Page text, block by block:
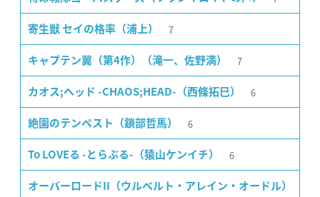
寄生獣 セイの格率（浦上） 7
キャプテン翼（第4作）（滝一、佐野満） 7
カオス;ヘッド -CHAOS;HEAD-（西條拓巳） 6
絶園のテンペスト（鎖部哲馬） 6
To LOVEる -とらぶる-（猿山ケンイチ） 6
オーバーロードII（ウルベルト・アレイン・オードル）